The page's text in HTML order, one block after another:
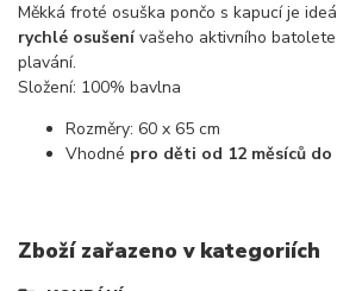
Měkká froté osuška pončo s kapucí je
rychlé osušenívašeho aktivního
plavání.
Složení: 100% bavlna
Rozměry: 60 x 65 cm
Vhodné pro děti od 12 měsíců
Zboží zařazeno v kategoriích